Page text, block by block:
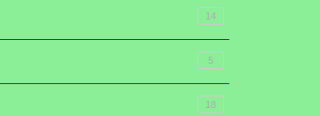
14
5
18